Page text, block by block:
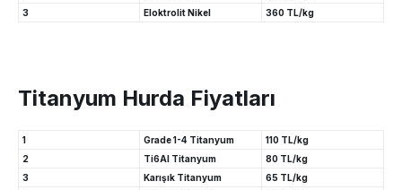
3
Eloktrolit Nikel 360 TL/kg
Titanyum Hurda Fiyatları
1 Grade 1-4 Titanyum
110 TL/kg
2
Ti6Al Titanyum
80 TL/kg
3
Karışık Titanyum
65 TL/kg